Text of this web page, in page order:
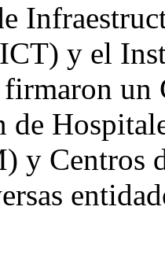
y el
un
de
y Centros